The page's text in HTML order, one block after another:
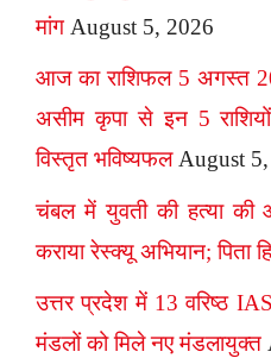
मांग August 5, 2026
आज का राशिफल 5 अगस्त
असीम कृपा से इन 5 राशियों
विस्तृत भविष्यफल August
चंबल में युवती की हत्या
कराया रेस्क्यू अभियान; पिता
उत्तर प्रदेश में 13 वरिष्ठ
मंडलों को मिले नए मंडलायुक्त